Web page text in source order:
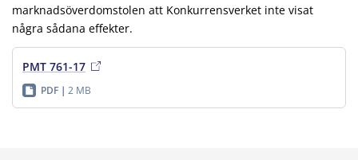
marknadsöverdomstolen att Konkurrensverket inte visat
några sådana effekter.
PMT 761-17
PDF 2 MB